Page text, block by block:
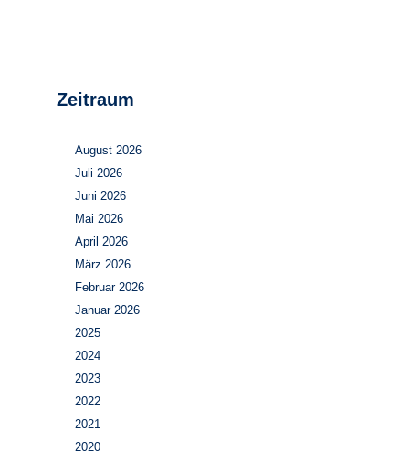
Zeitraum
August 2026
Juli 2026
Juni 2026
Mai 2026
April 2026
März 2026
Februar 2026
Januar 2026
2025
2024
2023
2022
2021
2020